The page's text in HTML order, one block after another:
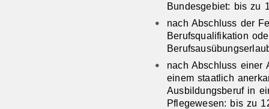
Bundesgebiet: bis zu
nach Abschluss der
Berufsqualifikation
nach Abschluss einer
einem staatlich
Ausbildungsberuf in
Pflegewesen: bis zu